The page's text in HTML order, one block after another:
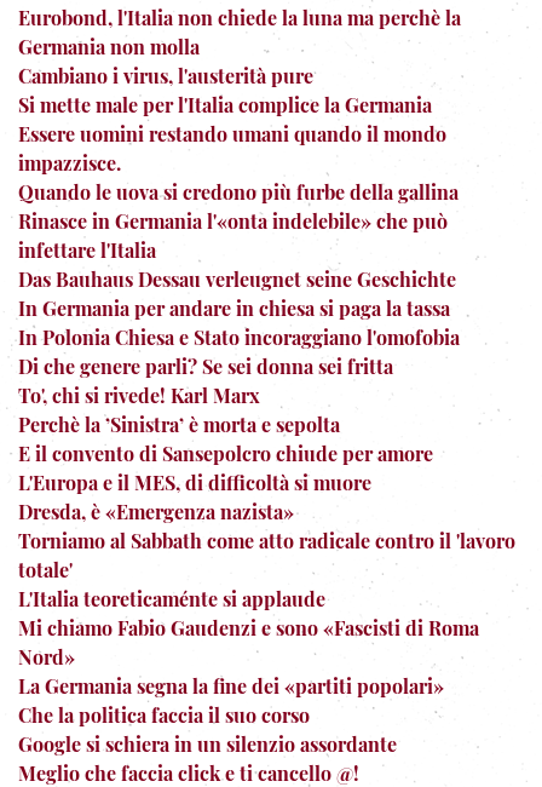
Eurobond, l'Italia non chiede la luna ma perchè la
Germania non molla
Cambiano i virus, l'austerità pure
Si mette male per l'Italia complice la Germania
Essere uomini restando umani quando il mondo
impazzisce.
Quando le uova si credono più furbe della gallina
Rinasce in Germania l'«onta indelebile» che può
infettare l'Italia
Das Bauhaus Dessau verleugnet seine Geschichte
In Germania per andare in chiesa si paga la tassa
In Polonia Chiesa e Stato incoraggiano l'omofobia
Di che genere parli? Se sei donna sei fritta
To', chi si rivede! Karl Marx
Perchè la ’Sinistra’ è morta e sepolta
E il convento di Sansepolcro chiude per amore
L'Europa e il MES, di difficoltà si muore
Dresda, è «Emergenza nazista»
Torniamo al Sabbath come atto radicale contro il 'lavoro
totale'
L'Italia teoreticaménte si applaude
Mi chiamo Fabio Gaudenzi e sono «Fascisti di Roma
Nord»
La Germania segna la fine dei «partiti popolari»
Che la politica faccia il suo corso
Google si schiera in un silenzio assordante
Meglio che faccia click e ti cancello @!